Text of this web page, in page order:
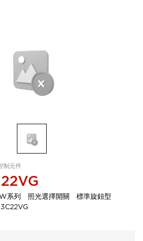
制元件
系列 照光選擇開關 標準旋鈕型